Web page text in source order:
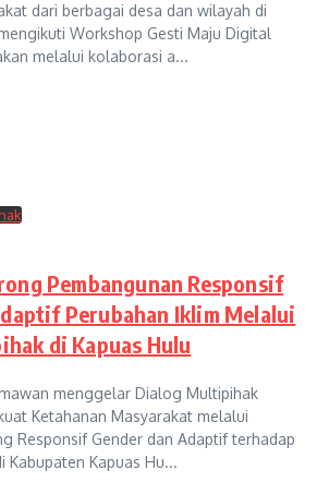
dari berbagai desa dan wilayah di
Workshop Gesti Maju Digital
melalui kolaborasi a...
Pembangunan Responsif
Perubahan Iklim Melalui
di Kapuas Hulu
menggelar Dialog Multipihak
Ketahanan Masyarakat melalui
Responsif Gender dan Adaptif terhadap
Kabupaten Kapuas Hu...